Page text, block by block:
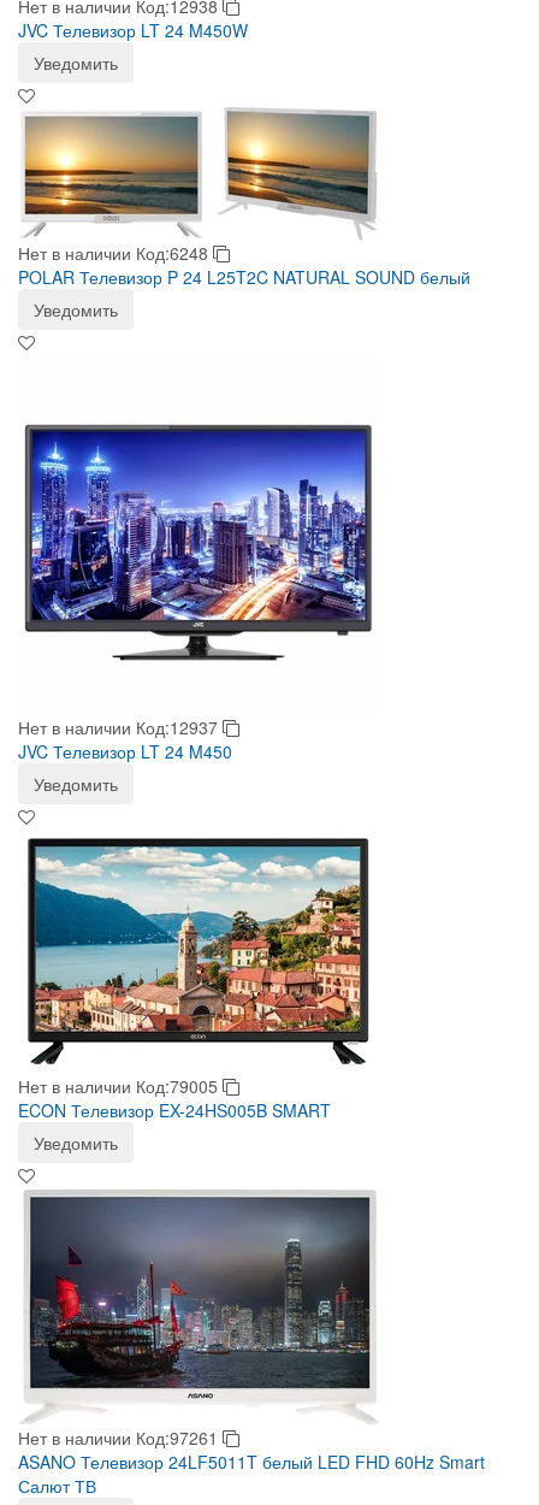
Нет в наличии Код:12938
JVC Телевизор LT 24 M450W
Уведомить
Нет в наличии Код:6248
POLAR Телевизор P 24 L25T2C NATURAL SOUND белый
Уведомить
Нет в наличии Код:12937
JVC Телевизор LT 24 M450
Уведомить
Нет в наличии Код:79005
ECON Телевизор EX-24HS005B SMART
Уведомить
Нет в наличии Код:97261
ASANO Телевизор 24LF5011T белый LED FHD 60Hz Smart
Салют ТВ